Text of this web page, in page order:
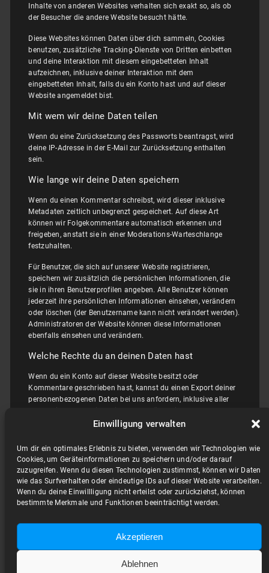
Einwilligung verwalten
Um dir ein optimales Erlebnis zu bieten, verwenden wir Technologien wie
Cookies, um Geräteinformationen zu speichern und/oder darauf
zuzugreifen. Wenn du diesen Technologien zustimmst, können wir Daten
wie das Surfverhalten oder eindeutige IDs auf dieser Website verarbeiten.
Wenn du deine Einwillligung nicht erteilst oder zurückziehst, können
bestimmte Merkmale und Funktionen beeinträchtigt werden.
Akzeptieren
Ablehnen
Inhalte von anderen Websites verhalten sich exakt so, als ob
der Besucher die andere Website besucht hätte.
Diese Websites können Daten über dich sammeln, Cookies
benutzen, zusätzliche Tracking-Dienste von Dritten einbetten
und deine Interaktion mit diesem eingebetteten Inhalt
aufzeichnen, inklusive deiner Interaktion mit dem
eingebetteten Inhalt, falls du ein Konto hast und auf dieser
Website angemeldet bist.
Mit wem wir deine Daten teilen
Wenn du eine Zurücksetzung des Passworts beantragst, wird
deine IP-Adresse in der E-Mail zur Zurücksetzung enthalten
sein.
Wie lange wir deine Daten speichern
Wenn du einen Kommentar schreibst, wird dieser inklusive
Metadaten zeitlich unbegrenzt gespeichert. Auf diese Art
können wir Folgekommentare automatisch erkennen und
freigeben, anstatt sie in einer Moderations-Warteschlange
festzuhalten.
Für Benutzer, die sich auf unserer Website registrieren,
speichern wir zusätzlich die persönlichen Informationen, die
sie in ihren Benutzerprofilen angeben. Alle Benutzer können
jederzeit ihre persönlichen Informationen einsehen, verändern
oder löschen (der Benutzername kann nicht verändert werden).
Administratoren der Website können diese Informationen
ebenfalls einsehen und verändern.
Welche Rechte du an deinen Daten hast
Wenn du ein Konto auf dieser Website besitzt oder
Kommentare geschrieben hast, kannst du einen Export deiner
personenbezogenen Daten bei uns anfordern, inklusive aller
die Löschung aller personenbezogenen Daten, die wir von dir
die wir aufgrund administrativer, rechtlicher oder
sicherheitsrelevanter Notwendigkeiten aufbewahren müssen.
Wohin deine Daten gesendet werden
Besucher-Kommentare könnten von einem automatisierten
Dienst zur Spam-Erkennung untersucht werden.